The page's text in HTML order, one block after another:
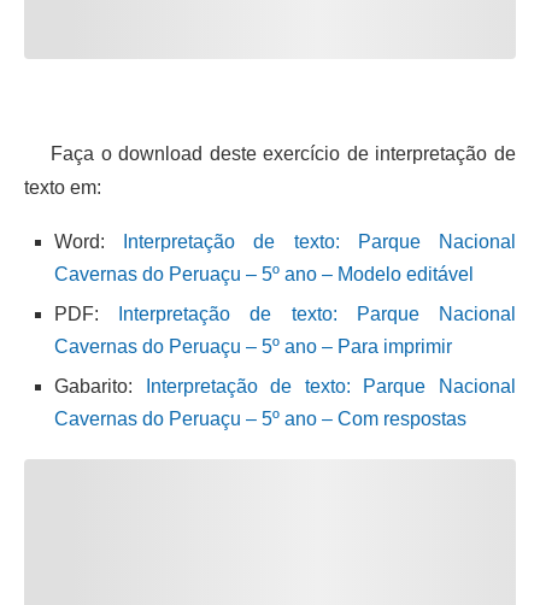
Faça o download deste exercício de interpretação de
texto em:
Word:
Interpretação de texto: Parque Nacional
Cavernas do Peruaçu – 5º ano – Modelo editável
PDF:
Interpretação de texto: Parque Nacional
Cavernas do Peruaçu – 5º ano – Para imprimir
Gabarito:
Interpretação de texto: Parque Nacional
Cavernas do Peruaçu – 5º ano – Com respostas